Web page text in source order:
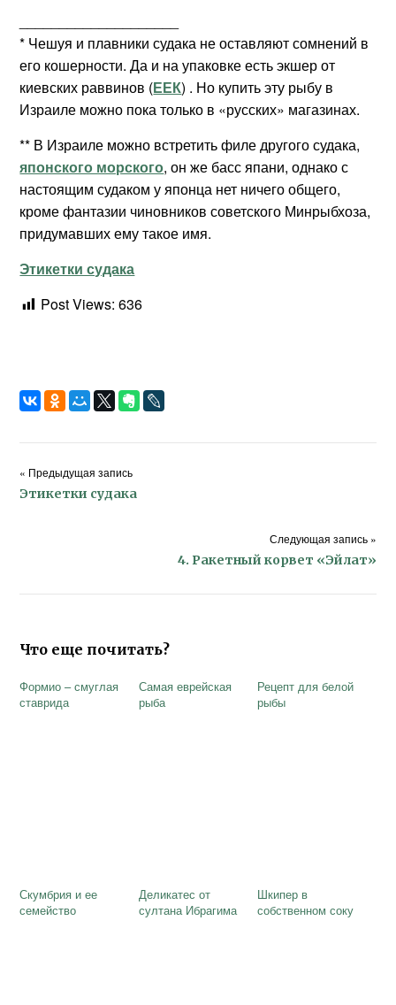
* Чешуя и плавники судака не оставляют сомнений в
его кошерности. Да и на упаковке есть экшер от
киевских раввинов (ЕЕК) . Но купить эту рыбу в
Израиле можно пока только в «русских» магазинах.
** В Израиле можно встретить филе другого судака,
японского морского, он же басс япани, однако с
настоящим судаком у японца нет ничего общего,
кроме фантазии чиновников советского Минрыбхоза,
придумавших ему такое имя.
Этикетки судака
Post Views: 636
« Предыдущая запись
Этикетки судака
Следующая запись »
4. Ракетный корвет «Эйлат»
Что еще почитать?
Формио – смуглая
ставрида
Самая еврейская
рыба
Рецепт для белой
рыбы
Скумбрия и ее
семейство
Деликатес от
султана Ибрагима
Шкипер в
собственном соку